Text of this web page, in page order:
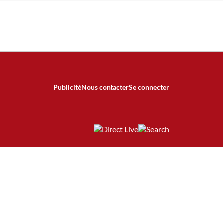
PublicitéNous contacterSe connecter